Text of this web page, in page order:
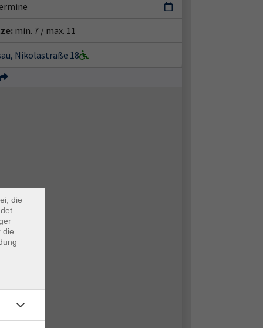
min. 7 / max. 11
Nikolastraße 18
die
die